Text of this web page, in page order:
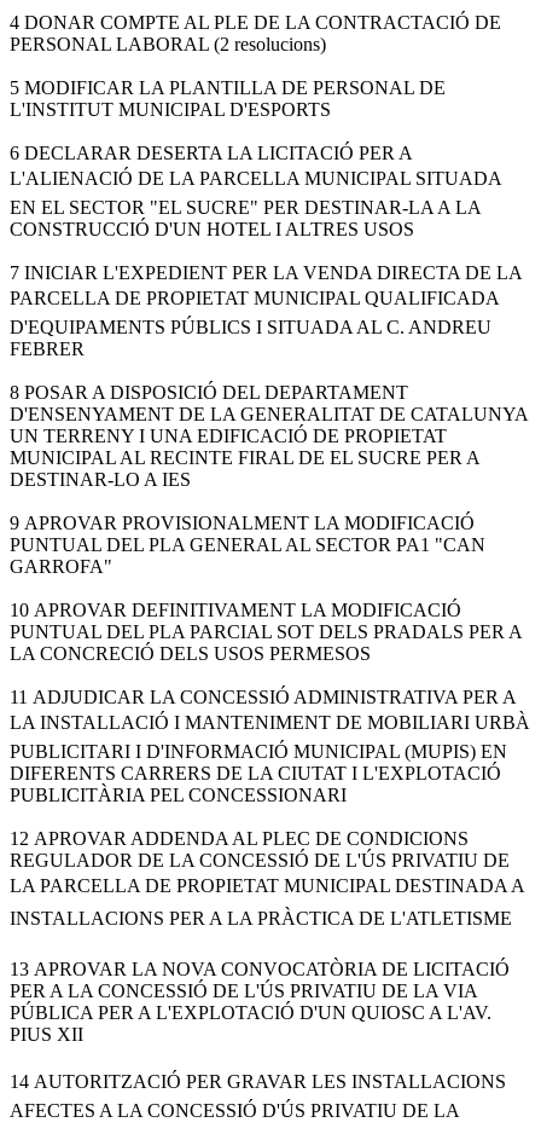
4 DONAR COMPTE AL PLE DE LA CONTRACTACIÓ DE
PERSONAL LABORAL (2 resolucions)
5 MODIFICAR LA PLANTILLA DE PERSONAL DE
L'INSTITUT MUNICIPAL D'ESPORTS
6 DECLARAR DESERTA LA LICITACIÓ PER A
L'ALIENACIÓ DE LA PARCELLA MUNICIPAL SITUADA
EN EL SECTOR "EL SUCRE" PER DESTINAR-LA A LA
CONSTRUCCIÓ D'UN HOTEL I ALTRES USOS
7 INICIAR L'EXPEDIENT PER LA VENDA DIRECTA DE LA
PARCELLA DE PROPIETAT MUNICIPAL QUALIFICADA
D'EQUIPAMENTS PÚBLICS I SITUADA AL C. ANDREU
FEBRER
8 POSAR A DISPOSICIÓ DEL DEPARTAMENT
D'ENSENYAMENT DE LA GENERALITAT DE CATALUNYA
UN TERRENY I UNA EDIFICACIÓ DE PROPIETAT
MUNICIPAL AL RECINTE FIRAL DE EL SUCRE PER A
DESTINAR-LO A IES
9 APROVAR PROVISIONALMENT LA MODIFICACIÓ
PUNTUAL DEL PLA GENERAL AL SECTOR PA1 "CAN
GARROFA"
10 APROVAR DEFINITIVAMENT LA MODIFICACIÓ
PUNTUAL DEL PLA PARCIAL SOT DELS PRADALS PER A
LA CONCRECIÓ DELS USOS PERMESOS
11 ADJUDICAR LA CONCESSIÓ ADMINISTRATIVA PER A
LA INSTALLACIÓ I MANTENIMENT DE MOBILIARI URBÀ
PUBLICITARI I D'INFORMACIÓ MUNICIPAL (MUPIS) EN
DIFERENTS CARRERS DE LA CIUTAT I L'EXPLOTACIÓ
PUBLICITÀRIA PEL CONCESSIONARI
12 APROVAR ADDENDA AL PLEC DE CONDICIONS
REGULADOR DE LA CONCESSIÓ DE L'ÚS PRIVATIU DE
LA PARCELLA DE PROPIETAT MUNICIPAL DESTINADA A
INSTALLACIONS PER A LA PRÀCTICA DE L'ATLETISME
13 APROVAR LA NOVA CONVOCATÒRIA DE LICITACIÓ
PER A LA CONCESSIÓ DE L'ÚS PRIVATIU DE LA VIA
PÚBLICA PER A L'EXPLOTACIÓ D'UN QUIOSC A L'AV.
PIUS XII
14 AUTORITZACIÓ PER GRAVAR LES INSTALLACIONS
AFECTES A LA CONCESSIÓ D'ÚS PRIVATIU DE LA